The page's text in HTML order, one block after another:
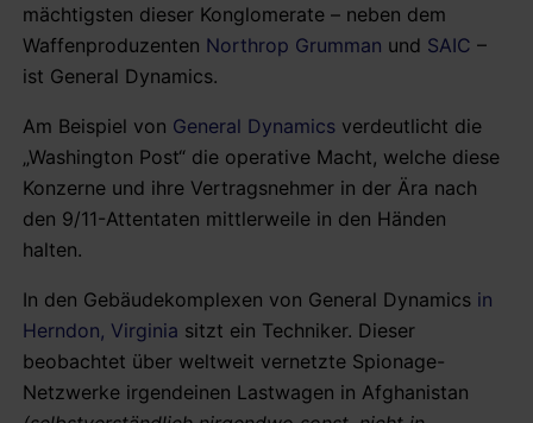
mächtigsten dieser Konglomerate – neben dem
Waffenproduzenten Northrop Grumman und SAIC –
ist General Dynamics.
Am Beispiel von General Dynamics verdeutlicht die
„Washington Post“ die operative Macht, welche diese
Konzerne und ihre Vertragsnehmer in der Ära nach
den 9/11-Attentaten mittlerweile in den Händen
halten.
In den Gebäudekomplexen von General Dynamics in
Herndon, Virginia sitzt ein Techniker. Dieser
beobachtet über weltweit vernetzte Spionage-
Netzwerke irgendeinen Lastwagen in Afghanistan